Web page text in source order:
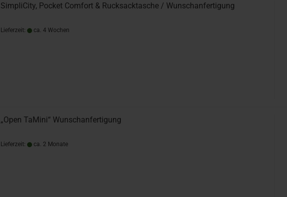
SimpliCity, Pocket Comfort & Rucksacktasche / Wunschanfertigung
Lieferzeit: ca. 4 Wochen
„Open TaMini“ Wunschanfertigung
Lieferzeit: ca. 2 Monate